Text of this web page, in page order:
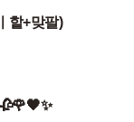
핱+맞팔)